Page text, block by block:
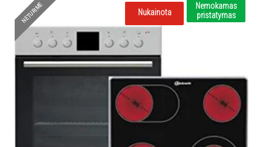
Nukainota
Nemokamas
pristatymas
NETURIME